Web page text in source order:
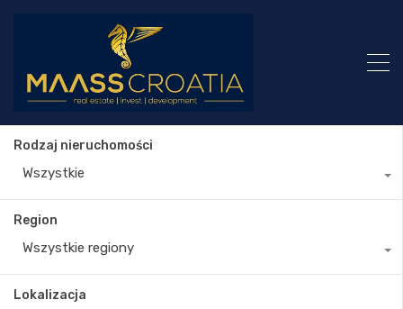
Rodzaj nieruchomości
Wszystkie
Region
Wszystkie regiony
Lokalizacja